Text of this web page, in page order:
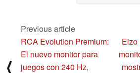
⟨
Previous article
RCA Evolution Premium:
El nuevo monitor para
juegos con 240 Hz,
Eizo